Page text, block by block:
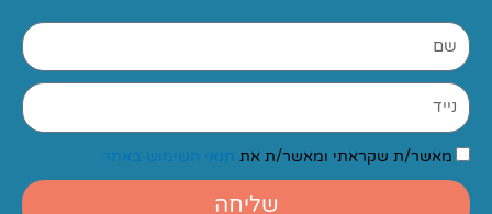
שם
נייד
הסכמה
מאשר/ת שקראתי ומאשר/ת את תנאי השימוש באתר
שליחה